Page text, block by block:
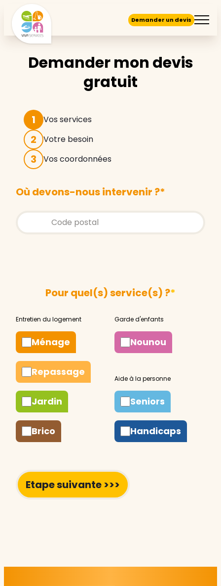
Demander un devis
Demander mon devis
gratuit
1 Vos services
2 Votre besoin
3 Vos coordonnées
Où devons-nous intervenir ?*
Store locator global - Autocompletion
Rechercher
Pour quel(s) service(s) ?*
Ménage
Repassage
Jardin
Brico
Nounou
Seniors
Handicaps